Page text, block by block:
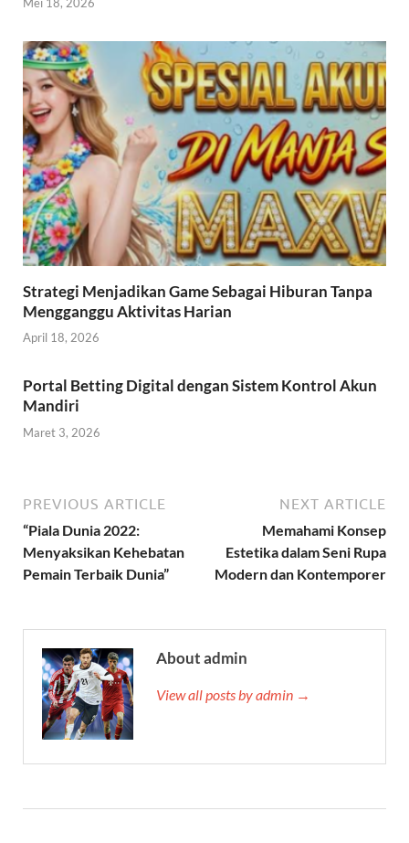
Strategi Menjadikan Game Sebagai Hiburan Tanpa
Mengganggu Aktivitas Harian
April 18, 2026
Portal Betting Digital dengan Sistem Kontrol Akun
Mandiri
Maret 3, 2026
PREVIOUS ARTICLE
“Piala Dunia 2022:
Menyaksikan Kehebatan
Pemain Terbaik Dunia”
NEXT ARTICLE
Memahami Konsep
Estetika dalam Seni Rupa
Modern dan Kontemporer
About admin
View all posts by admin →